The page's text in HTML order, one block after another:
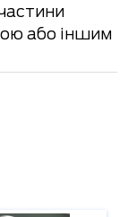
або іншим